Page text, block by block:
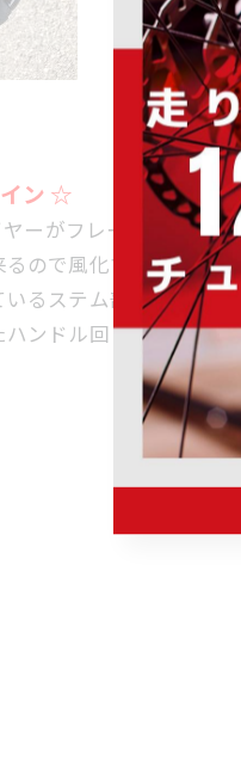
ン ☆
ーがフレームに内蔵
ので風化するのを抑え
るステム部分に専用
ンドル回りにすること